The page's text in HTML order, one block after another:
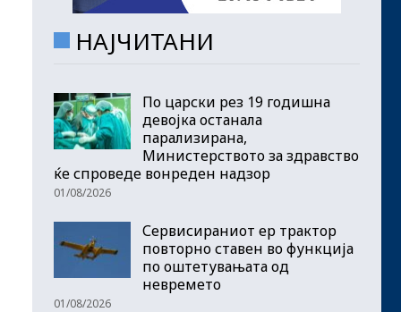
НАЈЧИТАНИ
По царски рез 19 годишна
девојка останала
парализирана,
Министерството за здравство
ќе спроведе вонреден надзор
01/08/2026
Сервисираниот ер трактор
повторно ставен во функција
по оштетувањата од
невремето
01/08/2026